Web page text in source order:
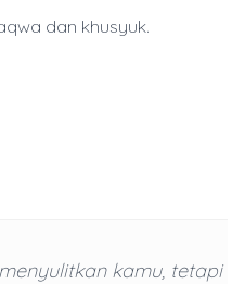
dan khusyuk.
kamu, tetapi